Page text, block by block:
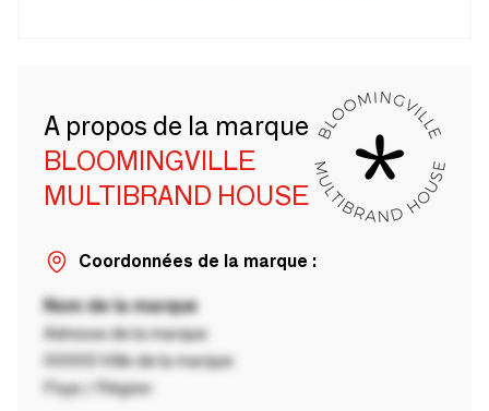
A propos de la marque
BLOOMINGVILLE
MULTIBRAND HOUSE
Coordonnées de la marque :
Nom de la marque
Adresse de la marque
00000 Ville de la marque
Pays / Région